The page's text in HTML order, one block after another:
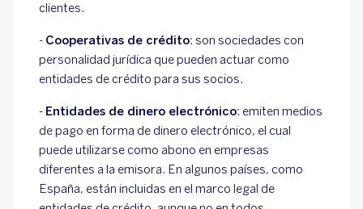
clientes.
- Cooperativas de crédito: son sociedades con
personalidad jurídica que pueden actuar como
entidades de crédito para sus socios.
- Entidades de dinero electrónico: emiten medios
de pago en forma de dinero electrónico, el cual
puede utilizarse como abono en empresas
diferentes a la emisora. En algunos países, como
España, están incluidas en el marco legal de